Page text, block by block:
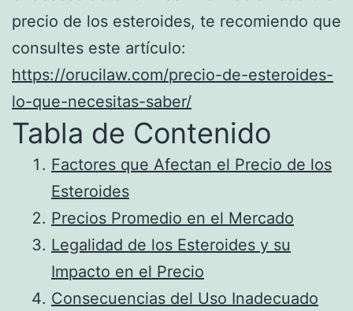
precio de los esteroides, te recomiendo que
consultes este artículo:
https://orucilaw.com/precio-de-esteroides-
lo-que-necesitas-saber/
Tabla de Contenido
Factores que Afectan el Precio de los
Esteroides
Precios Promedio en el Mercado
Legalidad de los Esteroides y su
Impacto en el Precio
Consecuencias del Uso Inadecuado